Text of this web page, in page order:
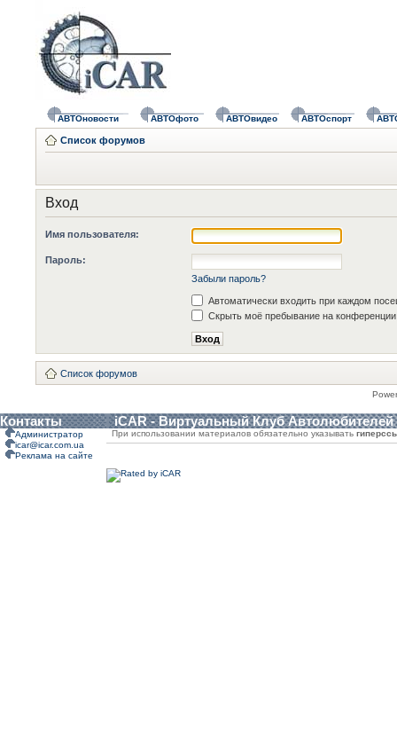
АВТОновости АВТОфото АВТОвидео АВТОспорт
Список форумов
Вход
Имя пользователя:
Пароль:
Забыли пароль?
Автоматически входить при каждом
Скрыть моё пребывание на конференции
Список форумов
Контакты iCAR - Виртуальный Клуб Автолюбителей
Администратор
icar@icar.com.ua
Реклама на сайте
При использовании материалов обязательно указывать